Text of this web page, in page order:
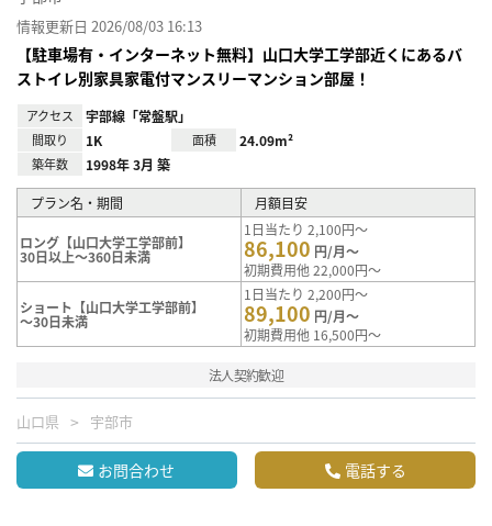
情報更新日 2026/08/03 16:13
【駐車場有・インターネット無料】山口大学工学部近くにあるバ
ストイレ別家具家電付マンスリーマンション部屋！
アクセス 宇部線「常盤駅」
間取り 1K 面積 24.09m²
築年数 1998年 3月 築
プラン名・期間 月額目安
ロング【山口大学工学部前】
30日以上～360日未満
1日当たり 2,100円～
86,100 円/月～
初期費用他 22,000円～
ショート【山口大学工学部前】
～30日未満
1日当たり 2,200円～
89,100 円/月～
初期費用他 16,500円～
法人契約歓迎
山口県 宇部市
お問合わせ 電話する